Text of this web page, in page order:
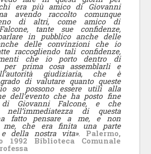
era più amico di Giovanni
avendo raccolto comunque
di altri, come amico di
tante sue confidenze,
in pubblico anche delle
delle convinzioni che io
raccogliendo tali confidenze,
che io porto dentro di
per prima cosa assemblarli e
giudiziaria, che è
di valutare quanto queste
so possono essere utili alla
dell’evento che ha posto fine
Giovanni Falcone, e che
nell’immediatezza di questa
fatto pensare a me, e non
me, che era finita una parte
della nostra vita». Palermo,
1992 Biblioteca Comunale